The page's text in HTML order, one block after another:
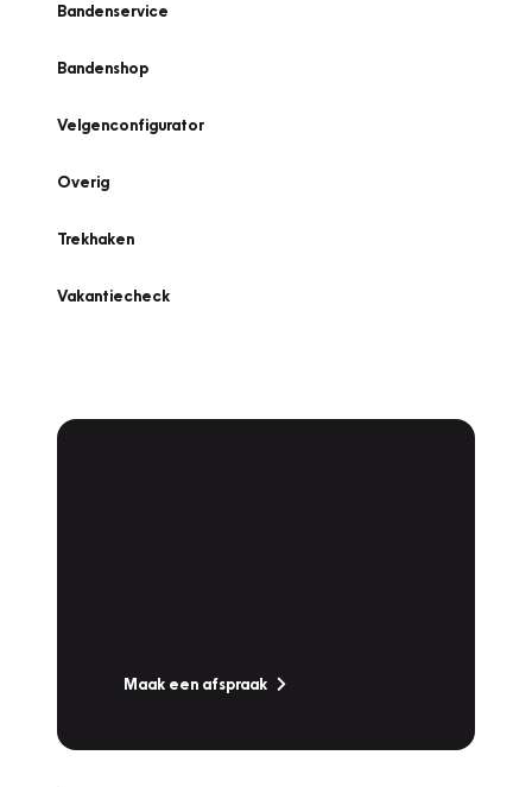
Bandenservice
Bandenshop
Velgenconfigurator
Overig
Trekhaken
Vakantiecheck
Maak een afspraak